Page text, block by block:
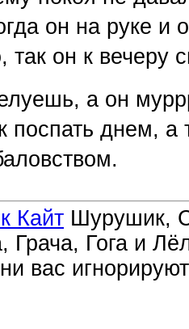
он на руке и
так он к вечеру
а он
поспать днем, а
Кайт Шурушик,
Гога и
вас игнорируют